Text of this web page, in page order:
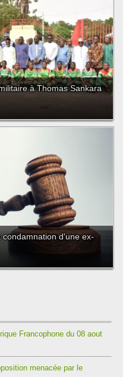
à Thomas Sankara
d'une ex-
Francophone du 08 aout
menacée par le